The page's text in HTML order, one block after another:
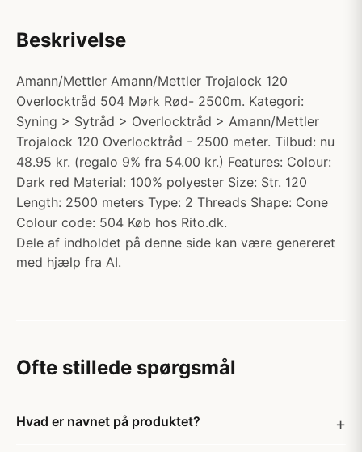
Beskrivelse
Amann/Mettler Amann/Mettler Trojalock 120
Overlocktråd 504 Mørk Rød- 2500m. Kategori:
Syning > Sytråd > Overlocktråd > Amann/Mettler
Trojalock 120 Overlocktråd - 2500 meter. Tilbud: nu
48.95 kr. (regalo 9% fra 54.00 kr.) Features: Colour:
Dark red Material: 100% polyester Size: Str. 120
Length: 2500 meters Type: 2 Threads Shape: Cone
Colour code: 504 Køb hos Rito.dk.
Dele af indholdet på denne side kan være genereret
med hjælp fra AI.
Ofte stillede spørgsmål
Hvad er navnet på produktet?